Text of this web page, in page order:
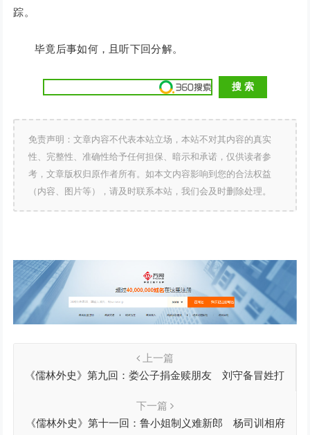
踪。
毕竟后事如何，且听下回分解。
免责声明：文章内容不代表本站立场，本站不对其内容的真实
性、完整性、准确性给予任何担保、暗示和承诺，仅供读者参
考，文章版权归原作者所有。如本文内容影响到您的合法权益
（内容、图片等），请及时联系本站，我们会及时删除处理。
上一篇
《儒林外史》第九回：娄公子捐金赎朋友 刘守备冒姓打
下一篇
《儒林外史》第十一回：鲁小姐制义难新郎 杨司训相府